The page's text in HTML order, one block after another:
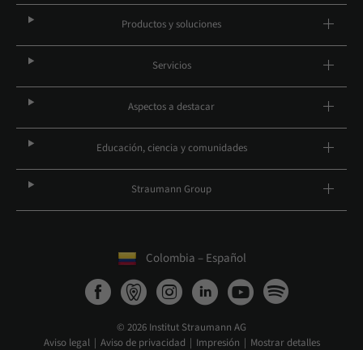
Productos y soluciones
Servicios
Aspectos a destacar
Educación, ciencia y comunidades
Straumann Group
Colombia – Español
© 2026 Institut Straumann AG
Aviso legal
Aviso de privacidad Impresión Mostrar detalles